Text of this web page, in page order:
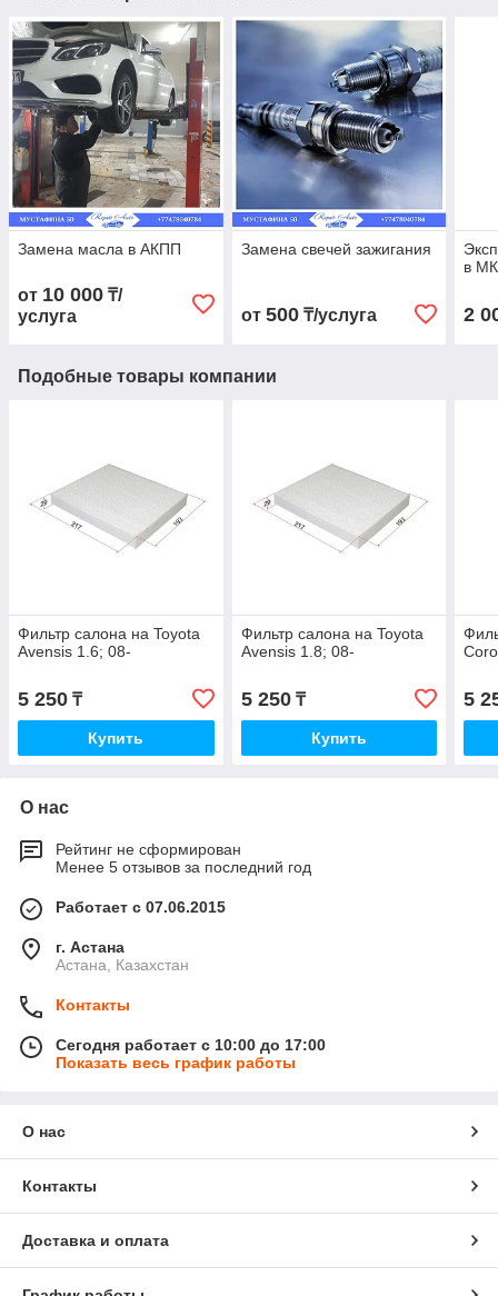
Замена масла в АКПП
от 10 000 ₸/
услуга
Замена свечей зажигания
от 500₸/услуга
в
2
Подобные товары компании
Фильтр салона на Toyota
Avensis 1.6; 08-
5 250 ₸
Купить
Фильтр салона на Toyota
Avensis 1.8; 08-
5 250₸
Купить
5
О нас
Рейтинг не сформирован
Менее 5 отзывов за последний год
Работает с 07.06.2015
г. Астана
Астана, Казахстан
Контакты
Сегодня работает с 10:00 до 17:00
Показать весь график работы
О нас
Контакты
Доставка и оплата